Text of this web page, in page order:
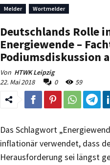
Melder Wortmelder
Deutschlands Rolle
Energiewende –
Podiumsdiskussion
Von HTWK Leipzig
22. Mai 2018
0 59
Das Schlagwort
inflationär verwendet, dass
Herausforderung sei längst